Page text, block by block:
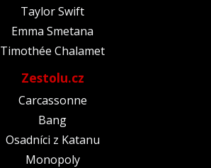
Taylor Swift
Emma Smetana
Timothée Chalamet
Zestolu.cz
Carcassonne
Bang
Osadníci z Katanu
Monopoly